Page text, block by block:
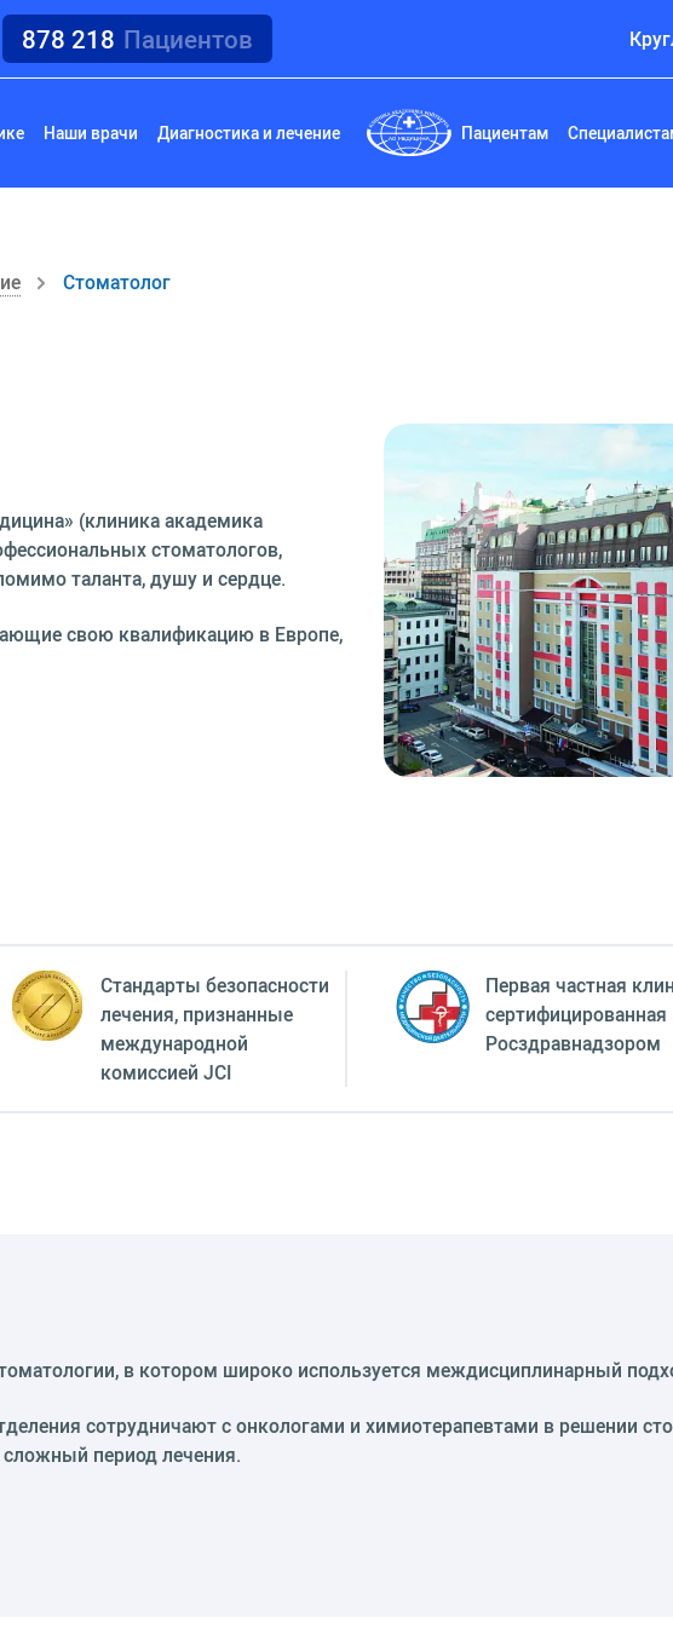
878 218 Пациентов
Наши врачи Диагностика и лечение Пациентам
Стоматолог
(клиника академика
стоматологов,
таланта, душу и сердце.
свою квалификацию в Европе,
Стандарты безопасности
лечения, признанные
международной
комиссией JCI
Первая частная
сертифицированная
Росздравнадзором
в котором широко используется междисциплинарный
сотрудничают с онкологами и химиотерапевтами в решении
период лечения.